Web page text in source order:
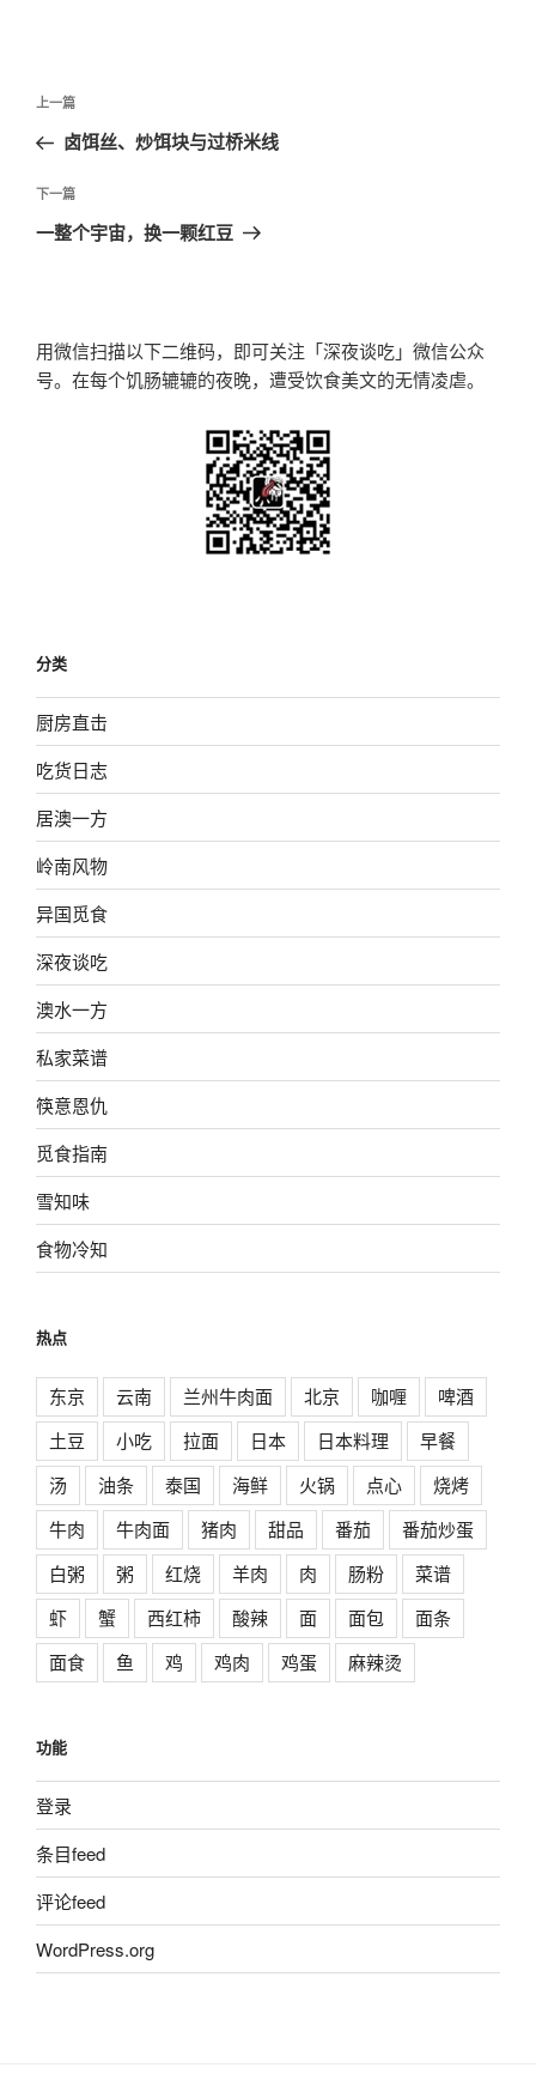
文
导
航
上
一
文
上一篇
卤饵丝、炒饵块与过桥米线
下
一
下一篇
一整个宇宙，换一颗红豆
用微信扫描以下二维码，即可关注「深夜谈吃」微信公众
号。在每个饥肠辘辘的夜晚，遭受饮食美文的无情凌虐。
分类
厨房直击
吃货日志
居澳一方
岭南风物
异国觅食
深夜谈吃
澳水一方
私家菜谱
筷意恩仇
觅食指南
雪知味
食物冷知
热点
东京 云南 兰州牛肉面 北京 咖喱
啤酒
土豆
小吃 拉面 日本 日本料理
早餐
汤
油条 泰国 海鲜 火锅 点心
烧烤
牛肉
牛肉面 猪肉 甜品 番茄
番茄炒蛋
白粥
粥 红烧 羊肉 肉 肠粉
菜谱
虾
蟹 西红柿 酸辣 面 面包
面条
面食
鱼 鸡 鸡肉 鸡蛋 麻辣烫
功能
登录
条目feed
评论feed
WordPress.org